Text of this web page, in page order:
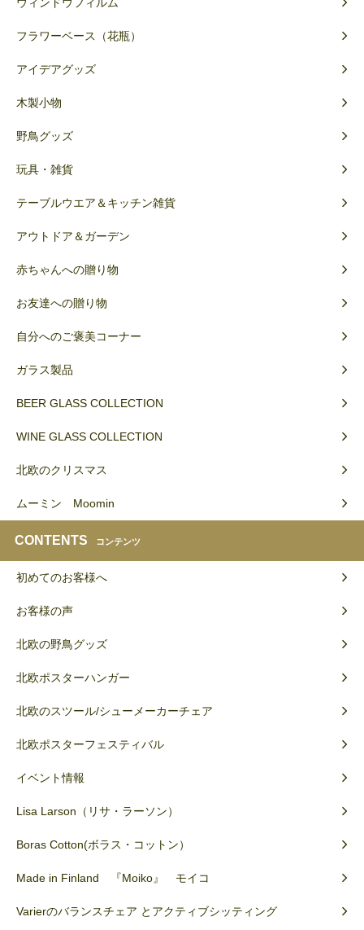
フラワーベース（花瓶）
アイデアグッズ
木製小物
野鳥グッズ
玩具・雑貨
テーブルウエア＆キッチン雑貨
アウトドア＆ガーデン
赤ちゃんへの贈り物
お友達への贈り物
自分へのご褒美コーナー
ガラス製品
BEER GLASS COLLECTION
WINE GLASS COLLECTION
北欧のクリスマス
ムーミン Moomin
CONTENTS コンテンツ
初めてのお客様へ
お客様の声
北欧の野鳥グッズ
北欧ポスターハンガー
北欧のスツール/シューメーカーチェア
北欧ポスターフェスティバル
イベント情報
Lisa Larson（リサ・ラーソン）
Boras Cotton(ボラス・コットン）
Made in Finland 『Moiko』 モイコ
Varierのバランスチェア とアクティブシッティング